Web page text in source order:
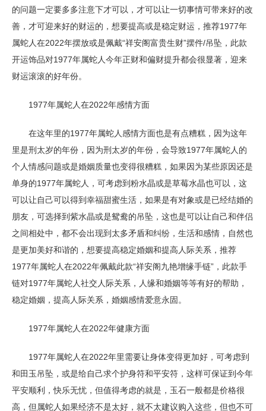
的问题一定要多多注意下才可以，才可以让一切事情可带来好的改
善，才可迎来好的财运的，想要提高或是稳定财运，推荐1977年
属蛇人在2022年摆放或是佩戴“祥安阁富贵生财”摆件/吊坠，此款
开运饰品对1977年属蛇人今年正财和偏财提升都会很显著，迎来
财运滚滚的好年份。
1977年属蛇人在2022年感情方面
在这年里的1977年属蛇人感情方面也是有点糟糕，因为这年
里是刑太岁的年份，因为刑太岁的年份，会导致1977年属蛇人的
个人情感问题或是婚姻质量也变得很糟糕，如果因为某些原因还是
单身的1977年属蛇人，可考虑到粉水晶或是草莓水晶也可以，这
可以让自己可以得到幸福甜蜜生活，如果是有对象或是已经结婚的
朋友，可选择到紫水晶或是鸳鸯的吊坠，这也是可以让自己和伴侣
之间相处中，都不会出现到太多矛盾和纠纷，生活和感情，自然也
是更加美好和谐的，想要提高稳定婚姻和提高人际关系，推荐
1977年属蛇人在2022年佩戴此款“祥安阁九艳增缘手链”，此款手
链对1977年属蛇人社交人际关系，人缘和婚姻等等有好的帮助，
稳定婚姻，提高人际关系，婚姻感情爱意永固。
1977年属蛇人在2022年健康方面
1977年属蛇人在2022年里需要让身体变得更加好，可考虑到
和田玉吊坠，或是给自己求个护身符和平安符，这样可保证到今年
平安顺利，快乐无忧，但值得考虑的就是，玉石一般都是价格很
高，但属蛇人如果经济不是太好，就不太建议购入这些，但也不可